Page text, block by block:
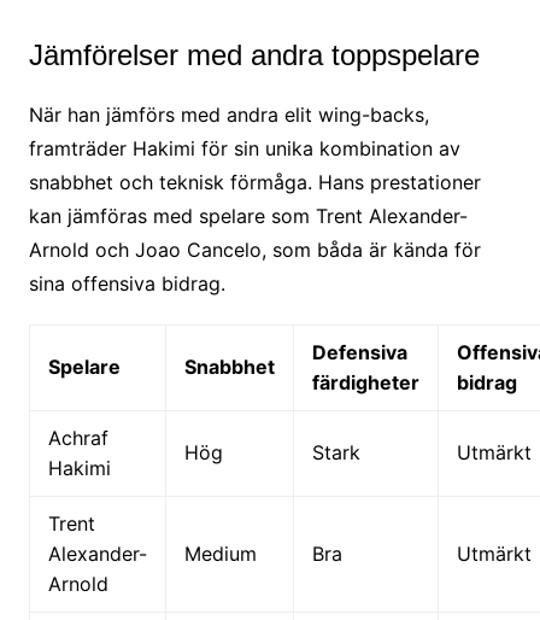
Jämförelser med andra toppspelare
När han jämförs med andra elit wing-backs,
framträder Hakimi för sin unika kombination av
snabbhet och teknisk förmåga. Hans prestationer
kan jämföras med spelare som Trent Alexander-
Arnold och Joao Cancelo, som båda är kända för
sina offensiva bidrag.
Spelare Snabbhet
Defensiva
färdigheter
bidrag
Achraf
Hakimi
Hög Stark Utmärkt
Trent
Alexander-
Arnold
Medium Bra Utmärkt